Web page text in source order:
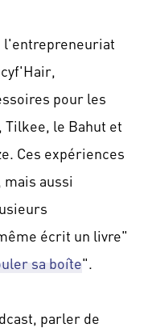
l'entrepreneuriat
,
pour les
, Tilkee, le Bahut et
. Ces expériences
aussi
écrit un livre"
sa boîte".
parler de